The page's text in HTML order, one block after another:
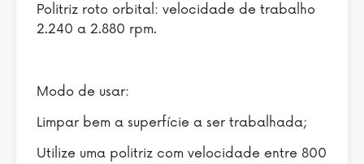
Politriz roto orbital: velocidade de trabalho
2.240 a 2.880 rpm.
Modo de usar:
Limpar bem a superfície a ser trabalhada;
Utilize uma politriz com velocidade entre 800